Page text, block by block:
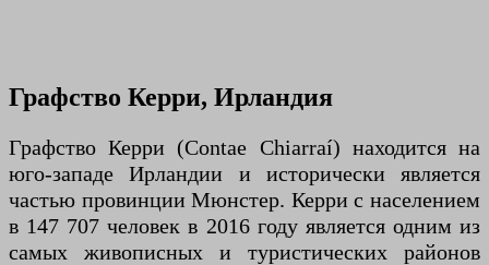
Графство Керри, Ирландия
Графство Керри (Contae Chiarraí) находится на
юго-западе Ирландии и исторически является
частью провинции Мюнстер. Керри с населением
в 147 707 человек в 2016 году является одним из
самых живописных и туристических районов